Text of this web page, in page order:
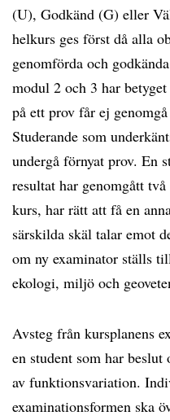
(U), Godkänd (G) eller
helkurs ges först då alla
genomförda och
modul 2 och 3 har
på ett prov får ej
Studerande som
undergå förnyat prov. En
resultat har genomgått
kurs, har rätt att få en
särskilda skäl talar emot
om ny examinator ställs
ekologi, miljö och
Avsteg från kursplanens
en student som har
av funktionsvariation.
examinationsformen ska